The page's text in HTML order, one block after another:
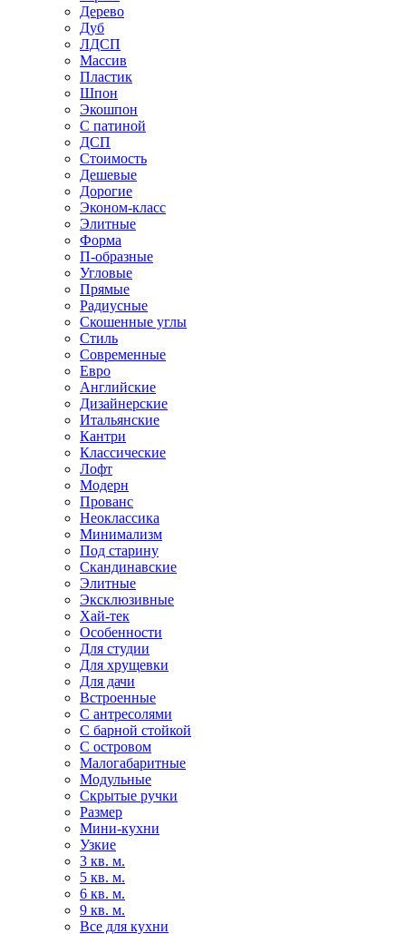
Дерево
Дуб
ЛДСП
Массив
Пластик
Шпон
Экошпон
С патиной
ДСП
Стоимость
Дешевые
Дорогие
Эконом-класс
Элитные
Форма
П-образные
Угловые
Прямые
Радиусные
Скошенные углы
Стиль
Современные
Евро
Английские
Дизайнерские
Итальянские
Кантри
Классические
Лофт
Модерн
Прованс
Неоклассика
Минимализм
Под старину
Скандинавские
Элитные
Эксклюзивные
Хай-тек
Особенности
Для студии
Для хрущевки
Для дачи
Встроенные
С антресолями
С барной стойкой
С островом
Малогабаритные
Модульные
Скрытые ручки
Размер
Мини-кухни
Узкие
3 кв. м.
5 кв. м.
6 кв. м.
9 кв. м.
Все для кухни